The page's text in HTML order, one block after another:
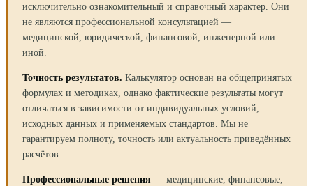
исключительно ознакомительный и справочный характер. Они
не являются профессиональной консультацией —
медицинской, юридической, финансовой, инженерной или
иной.
Точность результатов. Калькулятор основан на общепринятых
формулах и методиках, однако фактические результаты могут
отличаться в зависимости от индивидуальных условий,
исходных данных и применяемых стандартов. Мы не
гарантируем полноту, точность или актуальность приведённых
расчётов.
Профессиональные решения — медицинские, финансовые,